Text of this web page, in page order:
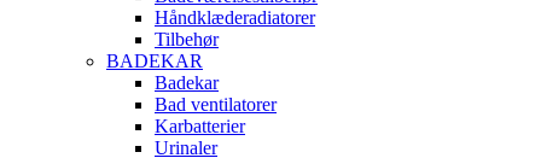
Håndklæderadiatorer
Tilbehør
BADEKAR
Badekar
Bad ventilatorer
Karbatterier
Urinaler